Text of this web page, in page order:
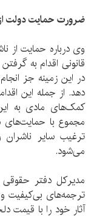
ضرورت حمایت دولت
وی درباره حمایت از
قانونی اقدام به
در این زمینه جز
دهد. از جمله این
کمک‌های مادی به
مجموع با حمایت‌های
ترغیب سایر ناشران
می‌شود.
مدیرکل دفتر
ترجمه‌های بی‌کیفیت و
آثار خود را با قیمت